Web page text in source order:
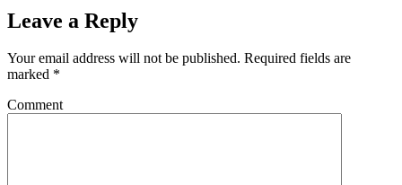
Leave a Reply
Your email address will not be published. Required fields are
marked *
Comment